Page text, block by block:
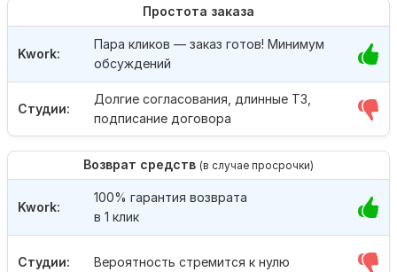
Простота заказа
Студии:
Долгие согласования, длинные ТЗ,
подписание договора
Kwork:
Пара кликов — заказ готов! Минимум
обсуждений
Возврат средств (в случае просрочки)
Студии: Вероятность стремится к нулю
Kwork:
100% гарантия возврата
в 1 клик